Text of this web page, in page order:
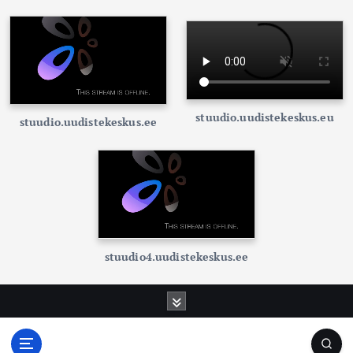
stuudio.uudistekeskus.ee stuudio.uudistekeskus.eu
stuudio4.uudistekeskus.ee